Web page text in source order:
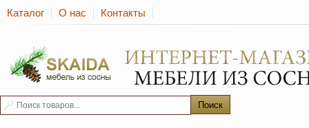
Каталог О нас Контакты